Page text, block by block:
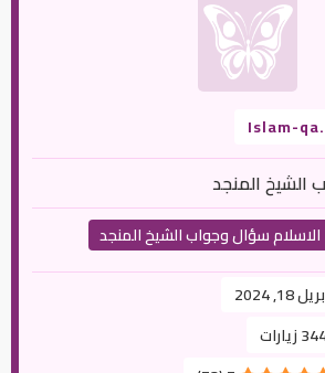
Islam-
الشيخ المنجد
الاسلام سؤال وجواب الشيخ المنجد
18, 2024
زيارات